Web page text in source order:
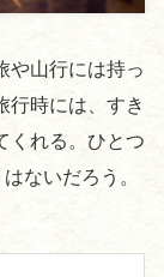
や山行には持っ
行時には、すき
くれる。ひとつ
ないだろう。